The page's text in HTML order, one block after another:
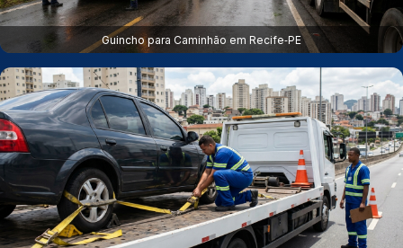
Guincho para Caminhão em Recife‑PE